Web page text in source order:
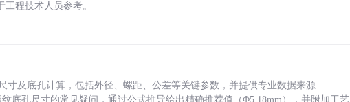
程技术人员参考。
寸及底孔计算，包括外径、螺距、公差等关键参数，并提供专业数据来源
纹底孔尺寸的常见疑问，通过公式推导给出精确推荐值（Φ5.18mm），并附加工艺